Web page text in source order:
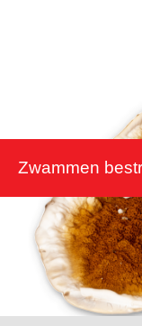
Zwammen